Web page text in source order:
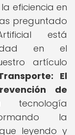
eficiencia en
preguntado
está
en el
artículo
El
de
la
leyendo y